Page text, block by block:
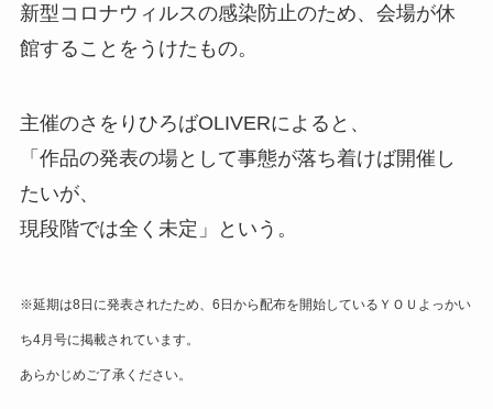
新型コロナウィルスの感染防止のため、会場が休
館することをうけたもの。
主催のさをりひろばOLIVERによると、
「作品の発表の場として事態が落ち着けば開催し
たいが、
現段階では全く未定」という。
※延期は8日に発表されたため、6日から配布を開始しているＹＯＵよっかい
ち4月号に掲載されています。
あらかじめご了承ください。